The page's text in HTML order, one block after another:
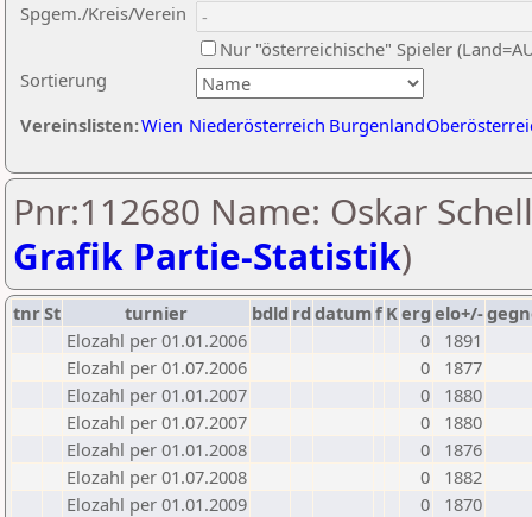
Sortierung
Spgem./Kreis/Verein
Nur "österreichische" Spieler
Vereinslisten:Wien Niederösterreich Burgenland
Pnr:112680 Name: Oskar
Grafik Partie-Statistik)
tnrSt turnier bdld rd datumf Kerg elo+/-
Elozahl per 01.01.2006
0
1891
Elozahl per 01.07.2006
0
1877
Elozahl per 01.01.2007
0
1880
Elozahl per 01.07.2007
0
1880
Elozahl per 01.01.2008
0
1876
Elozahl per 01.07.2008
0
1882
Elozahl per 01.01.2009
0
1870